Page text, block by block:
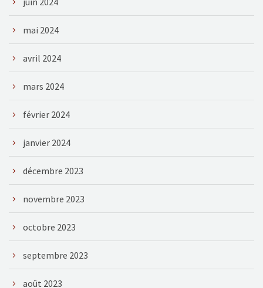
mai 2024
avril 2024
mars 2024
février 2024
janvier 2024
décembre 2023
novembre 2023
octobre 2023
septembre 2023
août 2023